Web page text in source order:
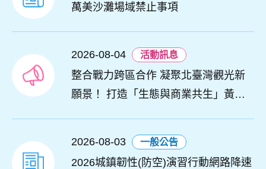
萬美沙灘場域禁止事項
2026-08-04 活動訊息
整合戰力跨區合作 凝聚北臺灣觀光新
願景！ 打造「生態與商業共生」黃金
2026-08-03 一般公告
2026城鎮韌性(防空)演習行動網路降速